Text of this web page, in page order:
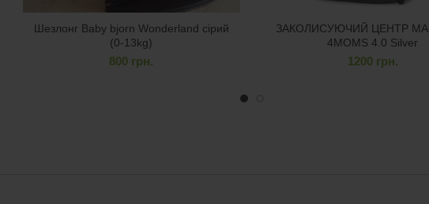
Шезлонг Baby bjorn Wonderland сірий
(0-13kg)
800 грн.
ЗАКОЛИСУЮЧИЙ ЦЕНТР
4MOMS 4.0 Silver
1200 грн.